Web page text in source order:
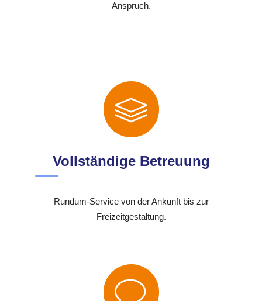
Anspruch.
Vollständige Betreuung
Rundum-Service von der Ankunft bis zur
Freizeitgestaltung.